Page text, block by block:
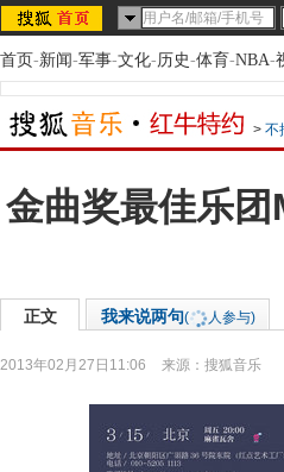
首页-新闻-军事-文化-历史-体育-NBA-
> 不
金曲奖最佳乐
正文 我来说两句( 人参与)
2013年02月27日11:06 来源： 搜狐音乐